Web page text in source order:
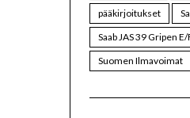
pääkirjoitukset
Saab JAS 39 Gripen E/
Suomen Ilmavoimat